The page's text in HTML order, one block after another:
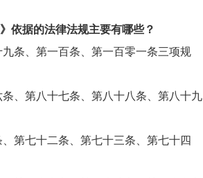
依据的法律法规主要有哪些？
条、第一百条、第一百零一条三项规
、第八十七条、第八十八条、第八十九
第七十二条、第七十三条、第七十四